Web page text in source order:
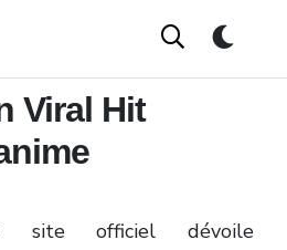
Viral Hit
site officiel dévoile